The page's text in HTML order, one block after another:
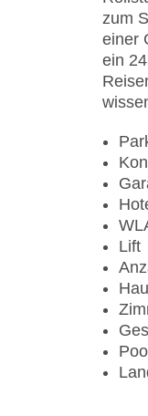
zum
einer
ein
Lift